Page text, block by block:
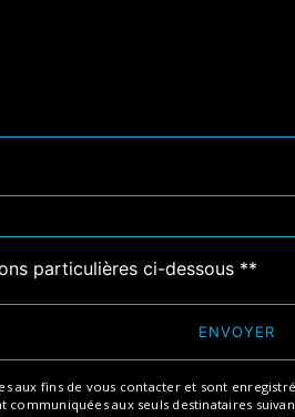
particulières ci-dessous **
ENVOYER
aux fins de vous contacter et sont
aux seuls destinataires